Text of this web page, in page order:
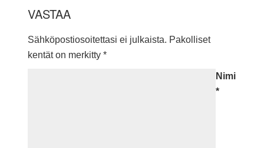
VASTAA
Sähköpostiosoitettasi ei julkaista. Pakolliset
kentät on merkitty *
Nimi
*